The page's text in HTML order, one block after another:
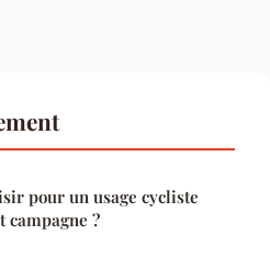
pour un usage cycliste
?